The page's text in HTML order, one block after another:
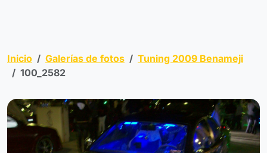
Inicio Galerías de fotos
Tuning 2009 Benameji
100_2582